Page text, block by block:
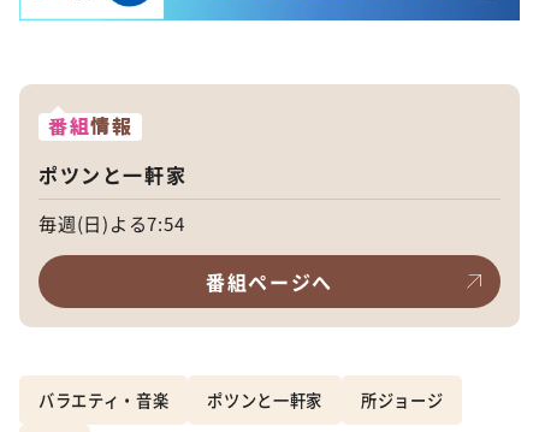
番組情報
ポツンと一軒家
毎週(日)よる7:54
番組ページへ
バラエティ・音楽 ポツンと一軒家 所ジョージ